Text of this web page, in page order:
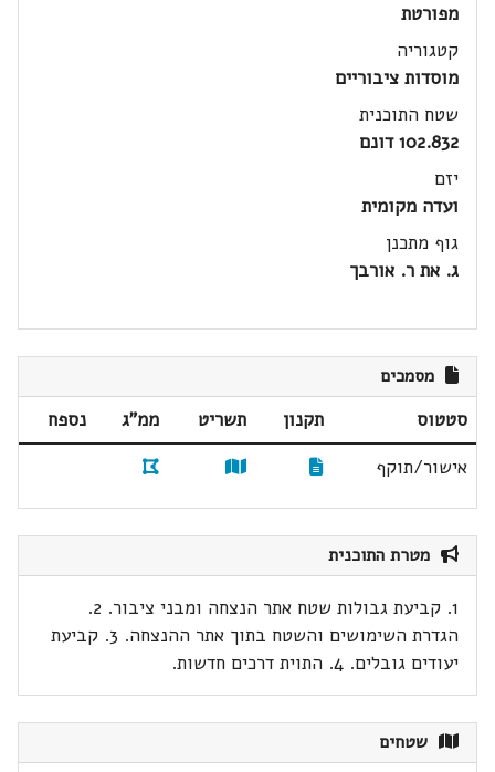
מפורטת
קטגוריה
מוסדות ציבוריים
שטח התוכנית
102.832 דונם
יזם
ועדה מקומית
גוף מתכנן
ג. את ר. אורבך
מסמכים
סטטוס תקנון תשריט ממ"ג
נספח
אישור/תוקף
מטרת התוכנית
1. קביעת גבולות שטח אתר הנצחה ומבני ציבור. 2.
הגדרת השימושים והשטח בתוך אתר ההנצחה. 3. קביעת
יעודים גובלים. 4. התוית דרכים חדשות.
שטחים